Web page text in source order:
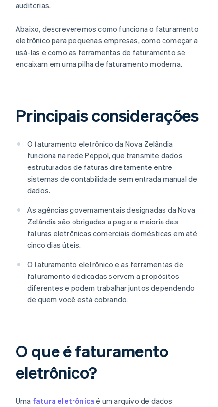
auditorias.
Abaixo, descreveremos como funciona o faturamento
eletrônico para pequenas empresas, como começar a
usá-las e como as ferramentas de faturamento se
encaixam em uma pilha de faturamento moderna.
Principais considerações
O faturamento eletrônico da Nova Zelândia
funciona na rede Peppol, que transmite dados
estruturados de faturas diretamente entre
sistemas de contabilidade sem entrada manual de
dados.
As agências governamentais designadas da Nova
Zelândia são obrigadas a pagar a maioria das
faturas eletrônicas comerciais domésticas em até
cinco dias úteis.
O faturamento eletrônico e as ferramentas de
faturamento dedicadas servem a propósitos
diferentes e podem trabalhar juntos dependendo
de quem você está cobrando.
O que é faturamento
eletrônico?
Uma fatura eletrônica é um arquivo de dados